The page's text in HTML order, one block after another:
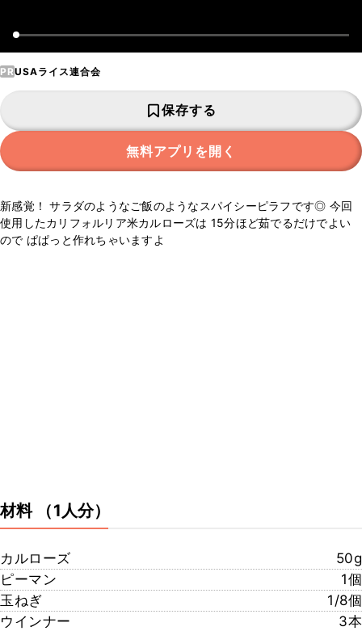
PRUSAライス連合会
保存する
無料アプリを開く
新感覚！ サラダのようなご飯のようなスパイシーピラフです◎ 今回
使用したカリフォルリア米カルローズは 15分ほど茹でるだけでよい
ので ぱぱっと作れちゃいますよ
材料 （1人分）
カルローズ
50g
ピーマン
1個
玉ねぎ
1/8個
ウインナー
3本